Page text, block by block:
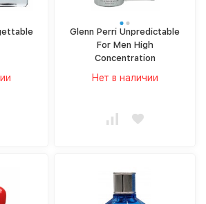
Glenn Perri Unpredictable
For Men High
Concentration
Нет в наличии